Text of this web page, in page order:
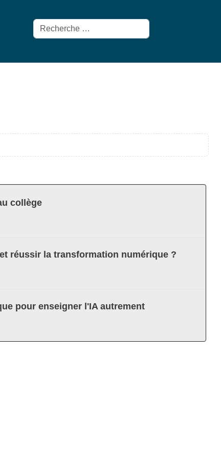
Rechercher
collège
réussir la transformation numérique ?
pour enseigner l'IA autrement